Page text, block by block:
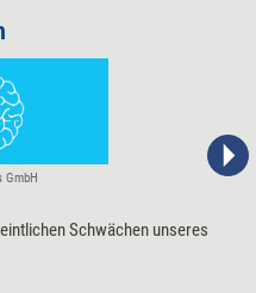
GmbH
Schwächen unseres